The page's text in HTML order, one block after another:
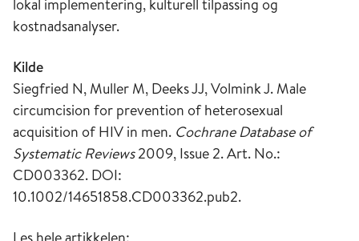
lokal implementering, kulturell tilpassing og
kostnadsanalyser.
Kilde
Siegfried N, Muller M, Deeks JJ, Volmink J. Male
circumcision for prevention of heterosexual
acquisition of HIV in men. Cochrane Database of
Systematic Reviews2009, Issue 2. Art. No.:
CD003362. DOI:
10.1002/14651858.CD003362.pub2.